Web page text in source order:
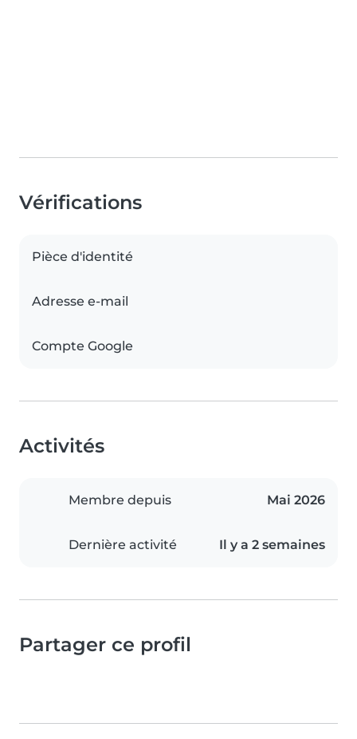
Vérifications
Pièce d'identité
Adresse e-mail
Compte Google
Activités
Membre depuis Mai 2026
Dernière activité Il y a 2 semaines
Partager ce profil